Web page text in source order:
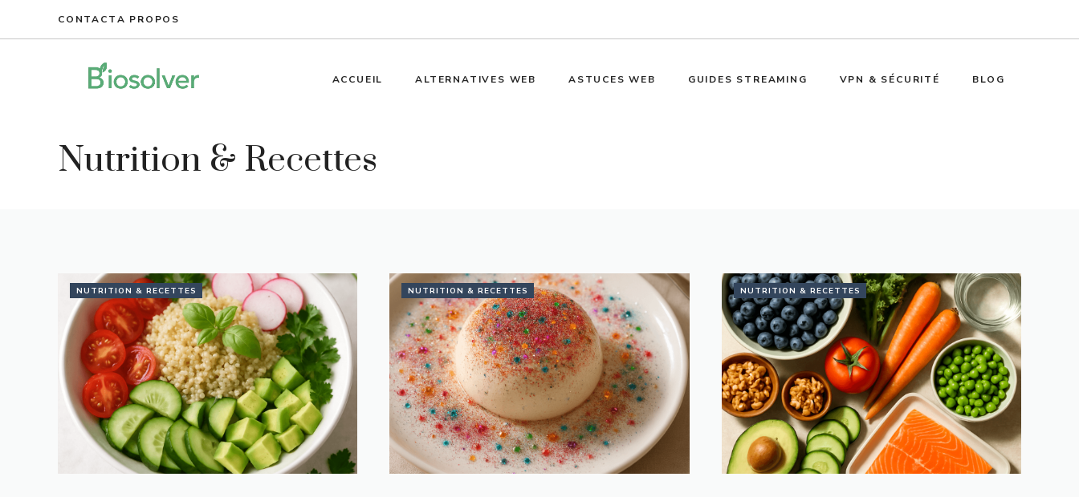
CONTACTA PROPOS
ACCUEIL ALTERNATIVES WEB ASTUCES WEB GUIDES STREAMING VPN & SÉCURITÉ BLOG
Nutrition & Recettes
NUTRITION & RECETTES NUTRITION & RECETTES NUTRITION & RECETTES